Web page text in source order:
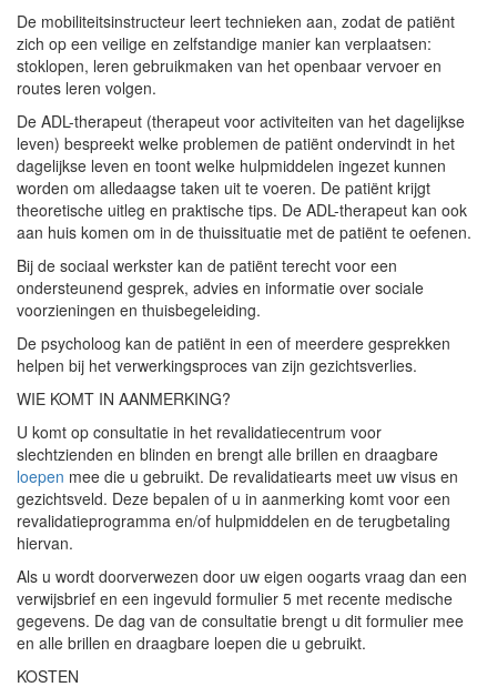
De mobiliteitsinstructeur leert technieken aan, zodat de patiënt
zich op een veilige en zelfstandige manier kan verplaatsen:
stoklopen, leren gebruikmaken van het openbaar vervoer en
routes leren volgen.
De ADL-therapeut (therapeut voor activiteiten van het dagelijkse
leven) bespreekt welke problemen de patiënt ondervindt in het
dagelijkse leven en toont welke hulpmiddelen ingezet kunnen
worden om alledaagse taken uit te voeren. De patiënt krijgt
theoretische uitleg en praktische tips. De ADL-therapeut kan ook
aan huis komen om in de thuissituatie met de patiënt te oefenen.
Bij de sociaal werkster kan de patiënt terecht voor een
ondersteunend gesprek, advies en informatie over sociale
voorzieningen en thuisbegeleiding.
De psycholoog kan de patiënt in een of meerdere gesprekken
helpen bij het verwerkingsproces van zijn gezichtsverlies.
WIE KOMT IN AANMERKING?
U komt op consultatie in het revalidatiecentrum voor
slechtzienden en blinden en brengt alle brillen en draagbare
loepen mee die u gebruikt. De revalidatiearts meet uw visus en
gezichtsveld. Deze bepalen of u in aanmerking komt voor een
revalidatieprogramma en/of hulpmiddelen en de terugbetaling
hiervan.
Als u wordt doorverwezen door uw eigen oogarts vraag dan een
verwijsbrief en een ingevuld formulier 5 met recente medische
gegevens. De dag van de consultatie brengt u dit formulier mee
en alle brillen en draagbare loepen die u gebruikt.
KOSTEN